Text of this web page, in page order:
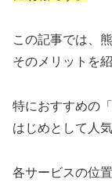
この記事では、
そのメリットを
特におすすめの「
はじめとして人
各サービスの位